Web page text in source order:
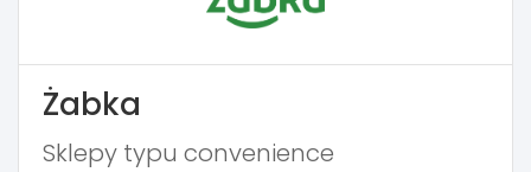
Żabka
Sklepy typu convenience